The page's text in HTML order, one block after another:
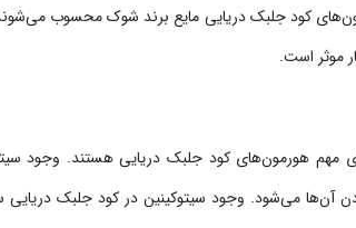
کود جلبک دریایی مایع برند شوک محسوب
موثر است.
مهم هورمون‌های کود جلبک دریایی هستند. وجود
می‌شود. وجود سیتوکینین در کود جلبک دریایی